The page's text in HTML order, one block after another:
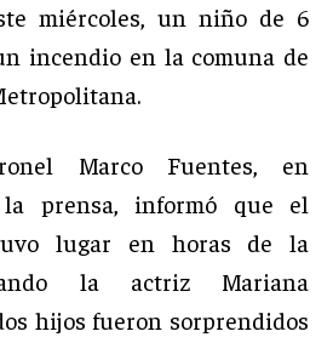
miércoles, un niño de 6
incendio en la comuna de
Marco Fuentes, en
la prensa, informó que el
lugar en horas de la
la actriz Mariana
hijos fueron sorprendidos